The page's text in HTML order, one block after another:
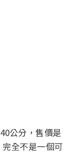
公分，售價是
全不是一個可